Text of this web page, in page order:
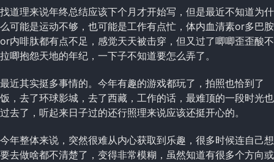
找道理来说年终总结应该下个月才开始写，但是最近不知道为什
么可能是运动不够，也可能是工作有点忙，体内血清素or多巴胺
or内啡肽都有点不足，感觉天天被击穿，但又过了唧唧歪歪酸不
拉唧抱怨天地的年纪，一下子不知道要怎么弄了。
最近其实挺多事情的。今年有趣的游戏都玩了，拍照也恰到了
饭，去了环球影城，去了西藏，工作的话，最难顶的一段时光也
过去了，听起来日子过的还行照理来说应该还挺开心的。
今年整体来说，突然很难从内心获取到乐趣，很多时候连自己想
要去做啥都不清楚了，变得非常模糊，虽然知道有很多个方向或